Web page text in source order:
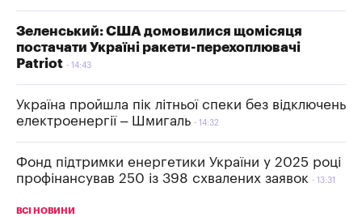
Зеленський: США домовилися щомісяця
постачати Україні ракети-перехоплювачі
Patriot
14:43
Україна пройшла пік літньої спеки без відключень
електроенергії – Шмигаль
14:32
Фонд підтримки енергетики України у 2025 році
профінансував 250 із 398 схвалених заявок
13:31
ВСІ НОВИНИ